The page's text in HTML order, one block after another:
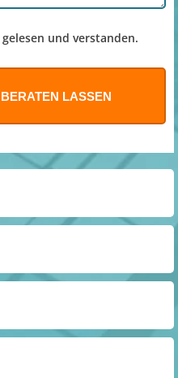
gelesen und verstanden.